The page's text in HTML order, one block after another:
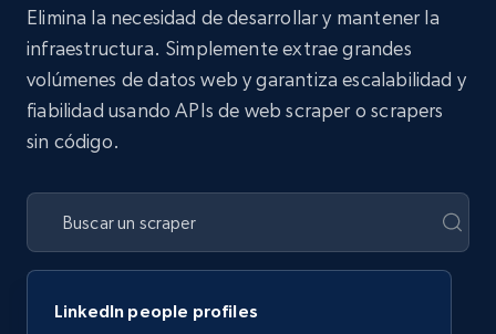
Elimina la necesidad de desarrollar y mantener la
infraestructura. Simplemente extrae grandes
volúmenes de datos web y garantiza escalabilidad y
fiabilidad usando APIs de web scraper o scrapers
sin código.
LinkedIn people profiles